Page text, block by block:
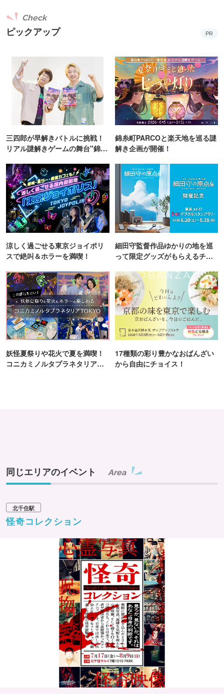
ピックアップ
Check
PR
三四郎が早解きバトルに挑戦！
リアル謎解きゲームの舞台"錦糸
錦糸町PARCOと楽天地を巡る謎
解き企画が開催！
涼しく過ごせる東京ジョイポリ
スで絶叫＆ホラーを満喫！
細田守監督作品ゆかりの地を巡
って限定グッズがもらえるチャ
妖怪夏祭りや花火で夏を満喫！
コニカミノルタプラネタリア
17種類の彩り豊かなおばんざい
から自由にチョイス！
同じエリアのイベント Area
北千住駅
怪奇コレクション